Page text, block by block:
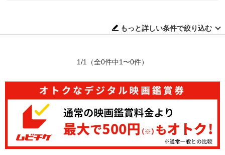
もっと詳しい条件で絞り込む
1/1 （全0件中1〜0件）